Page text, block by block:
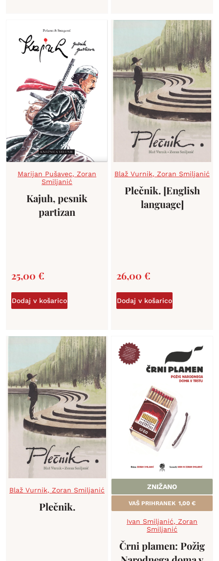
Marijan Pušavec, Zoran
Smiljanić
Kajuh, pesnik
partizan
25,00 €
Dodaj v košarico
Blaž Vurnik, Zoran Smiljanić
Plečnik. [English
language]
26,00 €
Dodaj v košarico
Blaž Vurnik, Zoran Smiljanić
Plečnik.
ZNIŽANO
VAŠ PRIHRANEK 1,00 €
Ivan Smiljanić, Zoran
Smiljanić
Črni plamen: Požig